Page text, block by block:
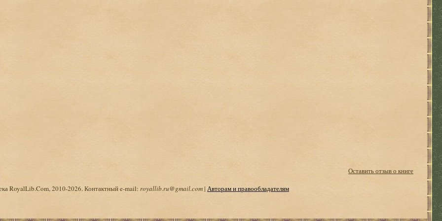
Оставить отзыв о книге
RoyalLib.Com, 2010-2026. Контактный e-mail: royallib.ru@gmail.com| Авторам и правообладателям